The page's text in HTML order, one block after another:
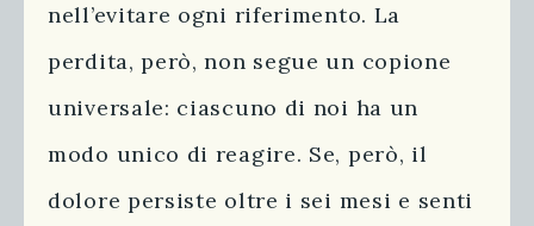
nell’evitare ogni riferimento. La
perdita, però, non segue un copione
universale: ciascuno di noi ha un
modo unico di reagire. Se, però, il
dolore persiste oltre i sei mesi e senti